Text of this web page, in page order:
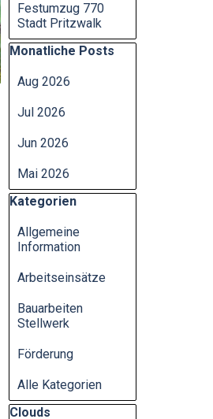
Festumzug 770
Stadt Pritzwalk
Block überspringen Monatliche Posts
Monatliche Posts
Aug 2026
Jul 2026
Jun 2026
Mai 2026
Block überspringen Kategorien
Kategorien
Allgemeine
Information
Arbeitseinsätze
Bauarbeiten
Stellwerk
Förderung
Alle Kategorien
Block überspringen Clouds
Clouds